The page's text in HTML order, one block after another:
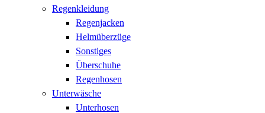
Regenkleidung
Regenjacken
Helmüberzüge
Sonstiges
Überschuhe
Regenhosen
Unterwäsche
Unterhosen